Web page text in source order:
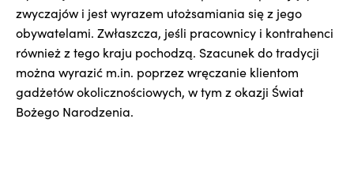
zwyczajów i jest wyrazem utożsamiania się z jego
obywatelami. Zwłaszcza, jeśli pracownicy i kontrahenci
również z tego kraju pochodzą. Szacunek do tradycji
można wyrazić m.in. poprzez wręczanie klientom
gadżetów okolicznościowych, w tym z okazji Świat
Bożego Narodzenia.